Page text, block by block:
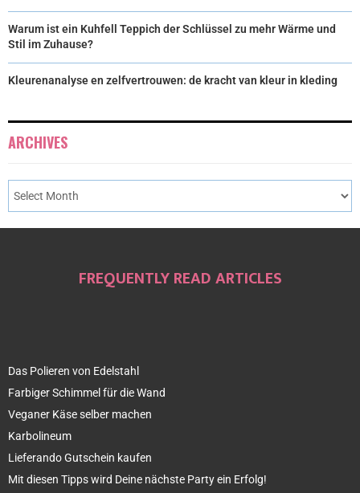
Warum ist ein Kuhfell Teppich der Schlüssel zu mehr Wärme und
Stil im Zuhause?
Kleurenanalyse en zelfvertrouwen: de kracht van kleur in kleding
ARCHIVES
FREQUENTLY READ ARTICLES
Das Polieren von Edelstahl
Farbiger Schimmel für die Wand
Veganer Käse selber machen
Karbolineum
Lieferando Gutschein kaufen
Mit diesen Tipps wird Deine nächste Party ein Erfolg!